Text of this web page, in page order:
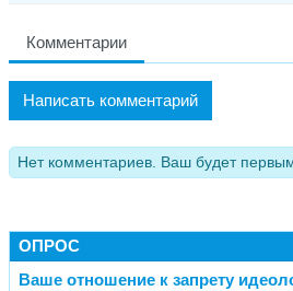
Комментарии
Написать комментарий
Нет комментариев. Ваш будет
ОПРОС
Ваше отношение к запрету